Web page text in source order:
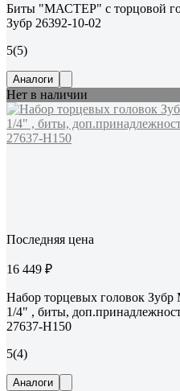
Биты "МАСТЕР" с торцовой
Зубр 26392-10-02
5(5)
Аналоги
Нет в наличии
Последняя цена
16 449 ₽
Набор торцевых головок
1/4" , биты,
27637-H150
5(4)
Аналоги